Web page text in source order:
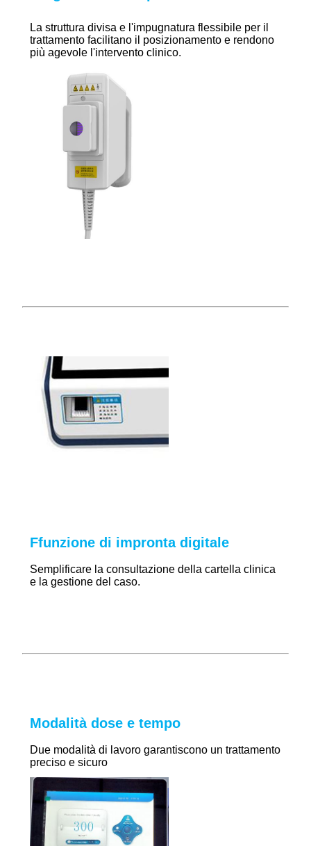
La struttura divisa e l'impugnatura flessibile per il
trattamento facilitano il posizionamento e rendono
più agevole l'intervento clinico.
Ffunzione di impronta digitale
Semplificare la consultazione della cartella clinica
e la gestione del caso.
Modalità dose e tempo
Due modalità di lavoro garantiscono un trattamento
preciso e sicuro